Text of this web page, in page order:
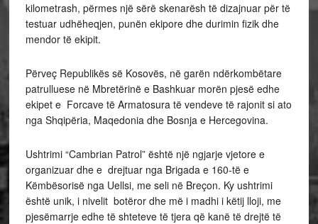
kilometrash, përmes një sërë skenarësh të dizajnuar për të
testuar udhëheqjen, punën ekipore dhe durimin fizik dhe
mendor të ekipit.
Përveç Republikës së Kosovës, në garën ndërkombëtare
patrulluese në Mbretërinë e Bashkuar morën pjesë edhe
ekipet e Forcave të Armatosura të vendeve të rajonit si ato
nga Shqipëria, Maqedonia dhe Bosnja e Hercegovina.
Ushtrimi “Cambrian Patrol” është një ngjarje vjetore e
organizuar dhe e drejtuar nga Brigada e 160-të e
Këmbësorisë nga Uellsi, me seli në Breçon. Ky ushtrimi
është unik, i nivelit botëror dhe më i madhi i këtij lloji, me
pjesëmarrje edhe të shteteve të tjera që kanë të drejtë të